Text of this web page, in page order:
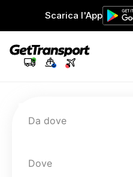
Scarica l'App
Da dove
Dove